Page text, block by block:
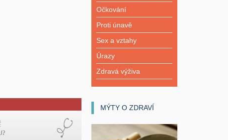
Očkování
Proti únavě
Sex a vztahy
Úrazy
Zdravá výživa
MÝTY O ZDRAVÍ